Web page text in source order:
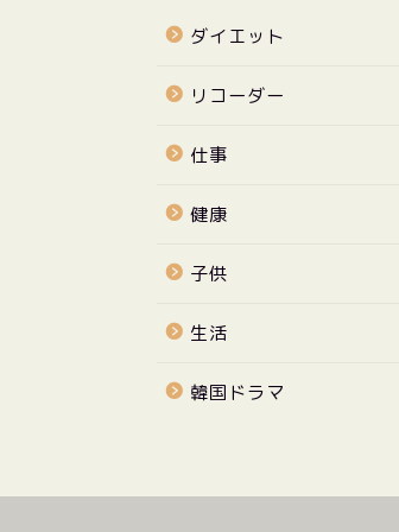
ダイエット
リコーダー
仕事
健康
子供
生活
韓国ドラマ